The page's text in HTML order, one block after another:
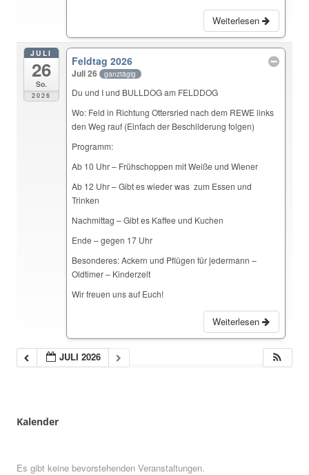
Weiterlesen
JULI
26
So.
2026
Feldtag 2026
Juli 26 ganztägig
Du und I und BULLDOG am FELDDOG
Wo: Feld in Richtung Ottersried nach dem REWE links
den Weg rauf (Einfach der Beschilderung folgen)
Programm:
Ab 10 Uhr – Frühschoppen mit Weiße und Wiener
Ab 12 Uhr – Gibt es wieder was zum Essen und
Trinken
Nachmittag – Gibt es Kaffee und Kuchen
Ende – gegen 17 Uhr
Besonderes: Ackern und Pflügen für jedermann –
Oldtimer – Kinderzelt
Wir freuen uns auf Euch!
Weiterlesen
JULI 2026
Kalender
Es gibt keine bevorstehenden Veranstaltungen.